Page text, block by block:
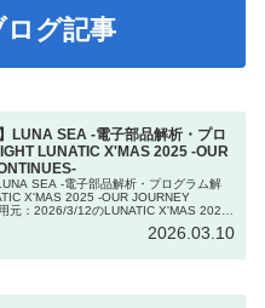
グ記事
LUNA SEA -電子部品解析・プロ
LUNATIC X'MAS 2025 -OUR
SEA -電子部品解析・プログラム解
X'MAS 2025 -OUR JOURNEY
元：2026/3/12のLUNATIC X'MAS 2025
2026.03.10